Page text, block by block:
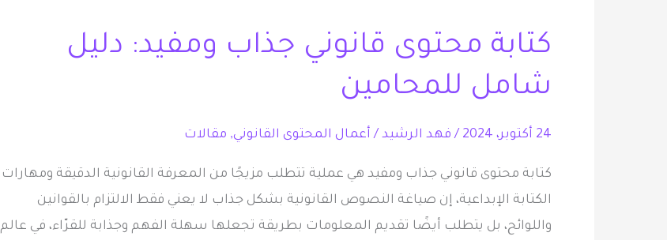
كتابة محتوى قانوني جذاب ومفيد: دليل
شامل للمحامين
24 أكتوبر، 2024 / فهد الرشيد / أعمال المحتوى القانوني, مقالات
كتابة محتوى قانوني جذاب ومفيد هي عملية تتطلب مزيجًا من المعرفة القانونية الدقيقة ومهارات
الكتابة الإبداعية، إن صياغة النصوص القانونية بشكل جذاب لا يعني فقط الالتزام بالقوانين
واللوائح، بل يتطلب أيضًا تقديم المعلومات بطريقة تجعلها سهلة الفهم وجذابة للقرّاء، في عالم
قانوني
جذاب
ومفيد:
للمحامين